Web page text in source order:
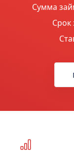
Сумма
Срок